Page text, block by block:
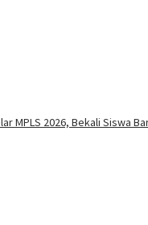
MPLS 2026, Bekali Siswa